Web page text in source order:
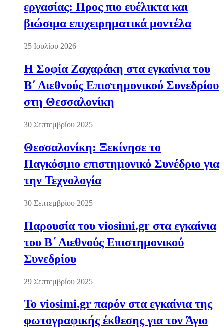
εργασίας: Προς πιο ευέλικτα και
βιώσιμα επιχειρηματικά μοντέλα
25 Ιουλίου 2026
Η Σοφία Ζαχαράκη στα εγκαίνια του
Β΄ Διεθνούς Επιστημονικού Συνεδρίου
στη Θεσσαλονίκη
30 Σεπτεμβρίου 2025
Θεσσαλονίκη: Ξεκίνησε το
Παγκόσμιο επιστημονικό Συνέδριο για
την Τεχνολογία
30 Σεπτεμβρίου 2025
Παρουσία του viosimi.gr στα εγκαίνια
του Β΄ Διεθνούς Επιστημονικού
Συνεδρίου
29 Σεπτεμβρίου 2025
Το viosimi.gr παρόν στα εγκαίνια της
φωτογραφικής έκθεσης για τον Άγιο